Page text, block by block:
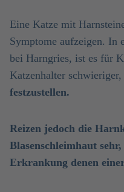
Eine Katze mit
Symptome aufzeigen. In
bei Harngries, ist es für
Katzenhalter schwieriger,
festzustellen.
Reizen jedoch die
Blasenschleimhaut
Erkrankung denen